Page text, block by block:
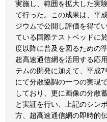
実施し、範囲を拡大した実
て行った。この成果は、平
ジウムで公開し評価を得て
ている国際テストベッドに
度以降に普及を図るための
超高速通信網を活用する応
テムの開発に加えて、平成
にて分散協調の一つの実現
しており、更に画像の分散
と実証を行い、上記のシン
方、超高速通信網の即時的